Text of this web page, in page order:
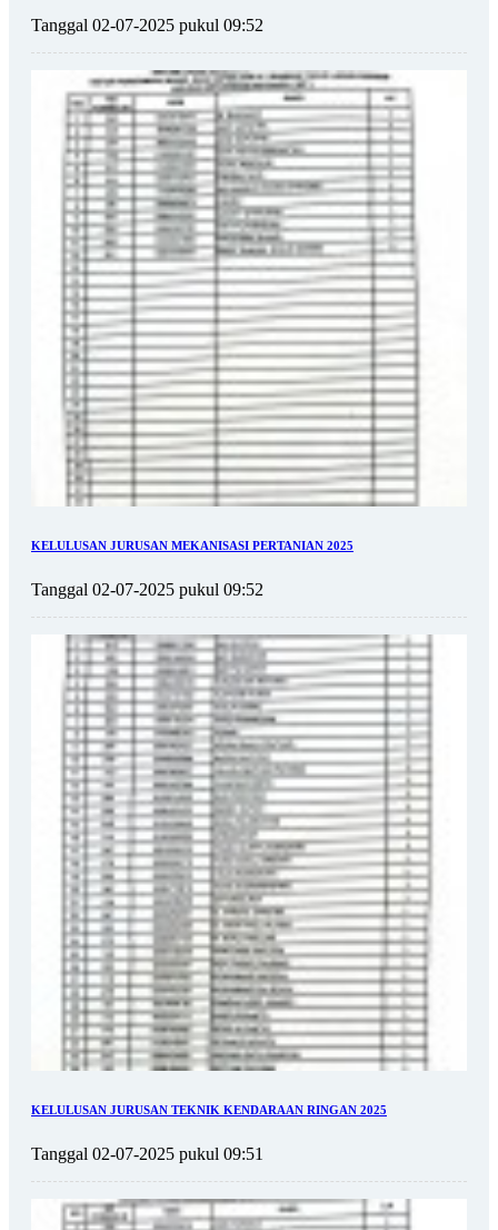
Tanggal 02-07-2025 pukul 09:52
KELULUSAN JURUSAN MEKANISASI PERTANIAN 2025
Tanggal 02-07-2025 pukul 09:52
KELULUSAN JURUSAN TEKNIK KENDARAAN RINGAN 2025
Tanggal 02-07-2025 pukul 09:51